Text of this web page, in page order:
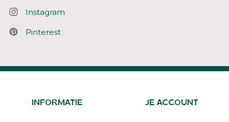
Instagram
Pinterest
INFORMATIE JE ACCOUNT